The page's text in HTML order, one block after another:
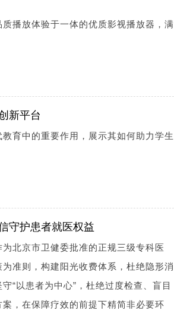
播放体验于一体的优质影视播放器，满
新平台
育中的重要作用，展示其如何助力学生
守护患者就医权益
北京市卫健委批准的正规三级专科医
准则，构建阳光收费体系，杜绝隐形消
“以患者为中心”，杜绝过度检查、盲目
，在保障疗效的前提下精简非必要环